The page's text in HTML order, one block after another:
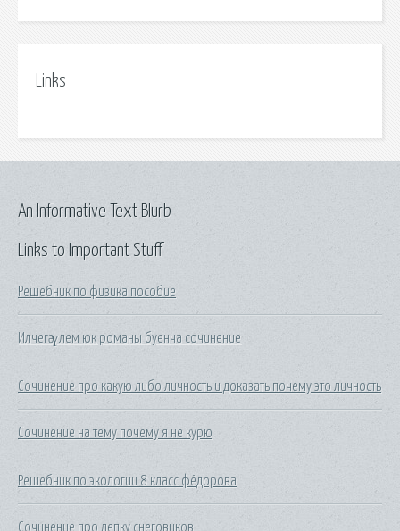
Links
Links to Important Stuff
Решебник по физика пособие
Илчегә үлем юк романы буенча сочинение
Сочинение про какую либо личность и доказать почему это личность
Сочинение на тему почему я не курю
Решебник по экологии 8 класс фёдорова
Сочинение про лепку снеговиков
An Informative Text Blurb